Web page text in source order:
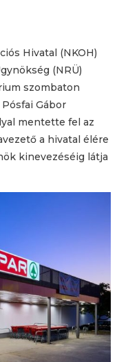
Hivatal (NKOH)
(NRÜ)
szombaton
Gábor
mentette fel az
a hivatal élére
kinevezéséig látja